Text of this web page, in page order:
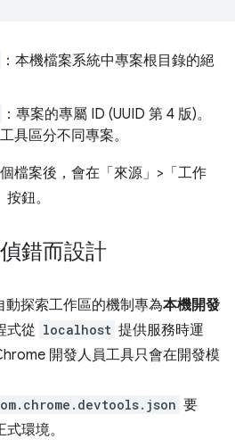
：本機檔案系統中專案根目錄的絕
：專案的專屬 ID (UUID 第 4 版)。
具區分不同專案。
檔案後，會在「來源」>「工作
按鈕。
錯而設計
動探索工作區的機制專為本機開發
式從 localhost 提供服務時運
開發人員工具只會在開發模
要
環境。